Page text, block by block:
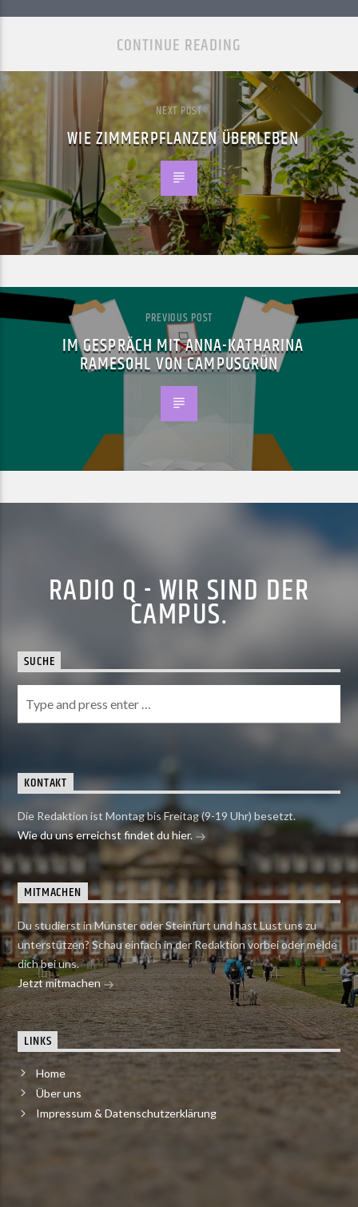
CONTINUE READING
NEXT POST
WIE ZIMMERPFLANZEN ÜBERLEBEN
PREVIOUS POST
IM GESPRÄCH MIT ANNA-KATHARINA
RAMESOHL VON CAMPUSGRÜN
RADIO Q - WIR SIND DER
CAMPUS.
SUCHE
KONTAKT
Die Redaktion ist Montag bis Freitag (9-19 Uhr) besetzt.
Wie du uns erreichst findet du hier.
MITMACHEN
Du studierst in Münster oder Steinfurt und hast Lust uns zu
unterstützen? Schau einfach in der Redaktion vorbei oder melde
dich bei uns.
Jetzt mitmachen
LINKS
Home
Über uns
Impressum & Datenschutzerklärung